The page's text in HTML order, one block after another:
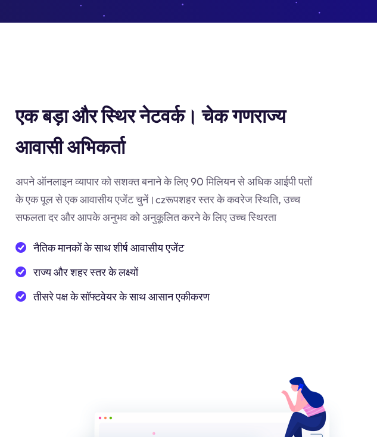
एक बड़ा और स्थिर नेटवर्क। चेक गणराज्य
आवासी अभिकर्ता
अपने ऑनलाइन व्यापार को सशक्त बनाने के लिए 90 मिलियन से अधिक आईपी पतों
के एक पूल से एक आवासीय एजेंट चुनें।czरूपशहर स्तर के कवरेज स्थिति, उच्च
सफलता दर और आपके अनुभव को अनुकूलित करने के लिए उच्च स्थिरता
नैतिक मानकों के साथ शीर्ष आवासीय एजेंट
राज्य और शहर स्तर के लक्ष्यों
तीसरे पक्ष के सॉफ्टवेयर के साथ आसान एकीकरण